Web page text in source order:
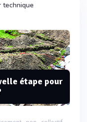
technique
étape pour